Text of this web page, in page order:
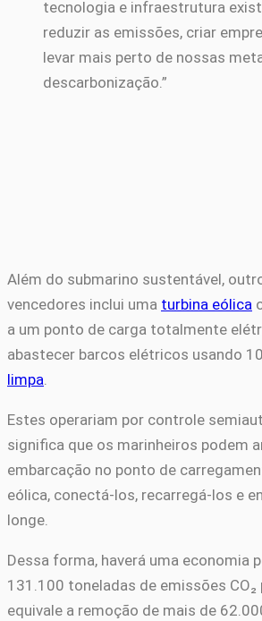
tecnologia e infraestrutura
reduzir as emissões, criar
levar mais perto de nossas
descarbonização.”
Além do submarino sustentável,
vencedores inclui uma turbina eólica
a um ponto de carga totalmente
abastecer barcos elétricos usando
limpa.
Estes operariam por controle
significa que os marinheiros podem
embarcação no ponto de
eólica, conectá-los, recarregá-los e
longe.
Dessa forma, haverá uma economia
131.100 toneladas de emissões CO₂
equivale a remoção de mais de